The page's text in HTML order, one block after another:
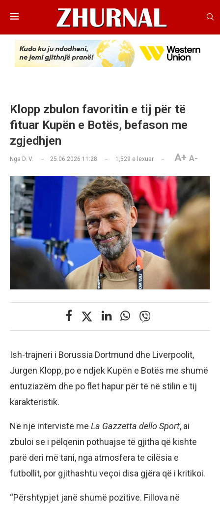
Klopp zbulon favoritin e tij për të
fituar Kupën e Botës, befason me
zgjedhjen
Nga D. V. 25.06.2026 11:28 1,529 e lexuar A+ A-
Ish-trajneri i Borussia Dortmund dhe Liverpoolit,
Jurgen Klopp, po e ndjek Kupën e Botës me shumë
entuziazëm dhe po flet hapur për të në stilin e tij
karakteristik.
Në një intervistë me La Gazzetta dello Sport, ai
zbuloi se i pëlqenin pothuajse të gjitha që kishte
parë deri më tani, nga atmosfera te cilësia e
futbollit, por gjithashtu veçoi disa gjëra që i kritikoi.
“Përshtypjet janë shumë pozitive. Fillova në